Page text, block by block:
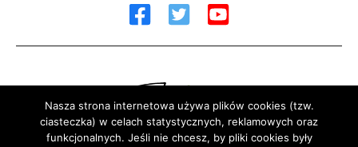
Sfinansowano przez Narodowy Instytut Wolności - Centrum
Nasza strona internetowa używa plików cookies (tzw.
ciasteczka) w celach statystycznych, reklamowych oraz
funkcjonalnych. Jeśli nie chcesz, by pliki cookies były